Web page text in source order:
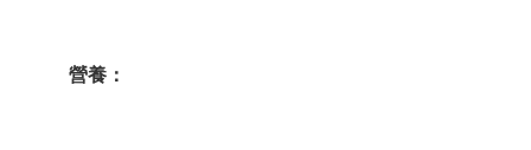
營養：